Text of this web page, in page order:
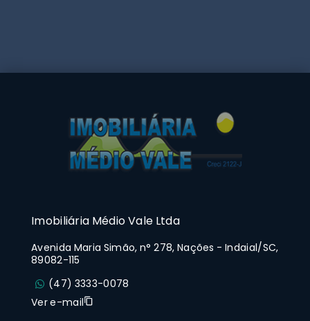
Imobiliária Médio Vale Ltda
Avenida Maria Simão, n° 278, Nações - Indaial/SC,
89082-115
(47) 3333-0078
Ver e-mail